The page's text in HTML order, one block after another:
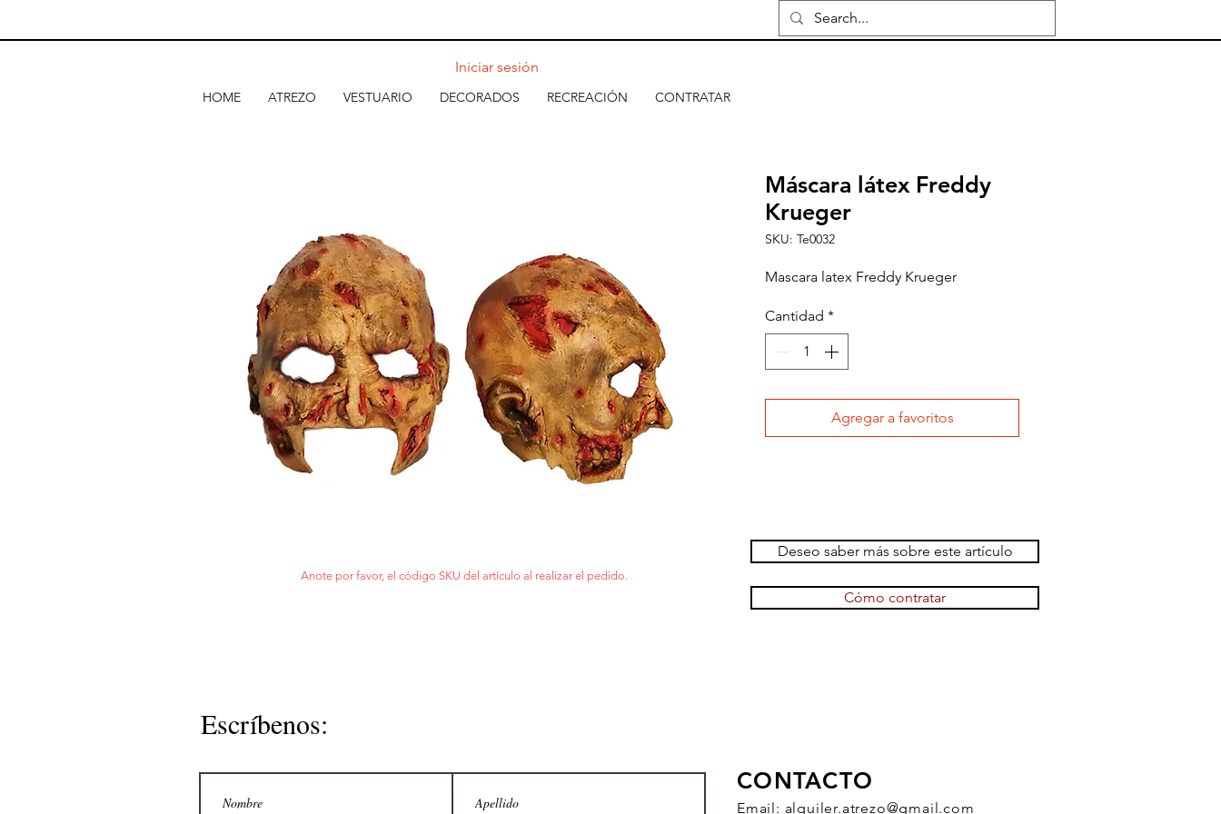
HOME ATREZO VESTUARIO DECORADOS RECREACIÓN CONTRATAR
Iniciar sesión
Máscara látex Freddy
Krueger
SKU: Te0032
Mascara latex Freddy Krueger
Cantidad *
Agregar a favoritos
Deseo saber más sobre este artículo
Anote por favor, el código SKU del artículo al realizar el pedido.
Cómo contratar
Escríbenos:
CONTACTO
Email: alquiler.atrezo@gmail.com